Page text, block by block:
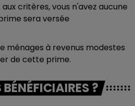
critères, vous n'avez aucune
sera versée
ménages à revenus modestes
de cette prime.
?